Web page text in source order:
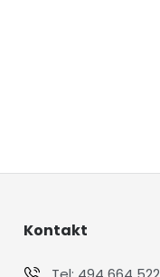
Kontakt